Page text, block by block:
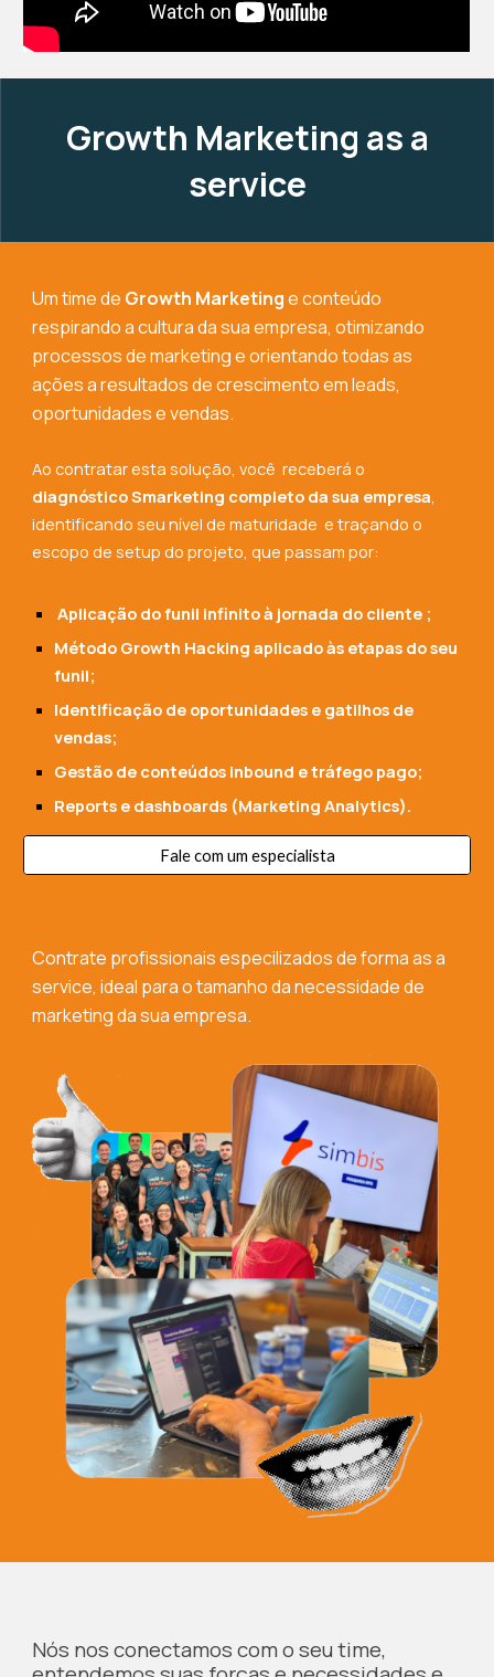
Growth Marketing as a
service
Um time de Growth Marketinge conteúdo
respirando a cultura da sua empresa, otimizando
processos de marketing e orientando todas as
ações a resultados de crescimento em leads,
oportunidades e vendas.
Ao contratar esta solução, você receberá o
diagnóstico Smarketing completo da sua empresa,
identificando seu nível de maturidade e traçando o
escopo de setup do projeto, que passam por:
Aplicação do funil infinito à jornada do cliente ;
Método Growth Hacking aplicado às etapas do seu
funil;
Identificação de oportunidades e gatilhos de
vendas;
Gestão de conteúdos inbound e tráfego pago;
Reports e dashboards (Marketing Analytics).
Fale com um especialista
Contrate profissionais especilizados de forma as a
service, ideal para o tamanho da necessidade de
marketing da sua empresa.
Nós nos conectamos com o seu time,